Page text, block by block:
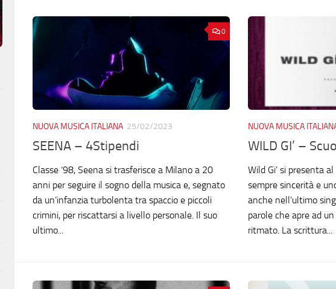
0
NUOVA MUSICA ITALIANA 25/02/2023
SEENA – 4Stipendi
Classe ‘98, Seena si trasferisce a Milano a 20
anni per seguire il sogno della musica e, segnato
da un’infanzia turbolenta tra spaccio e piccoli
crimini, per riscattarsi a livello personale. Il suo
ultimo...
NUOVA MUSICA
WILD GI’ –
Wild Gi’ si presenta
sempre sincerità e
anche nell’ultimo
parole che apre ad
ritmato. La scrittura...